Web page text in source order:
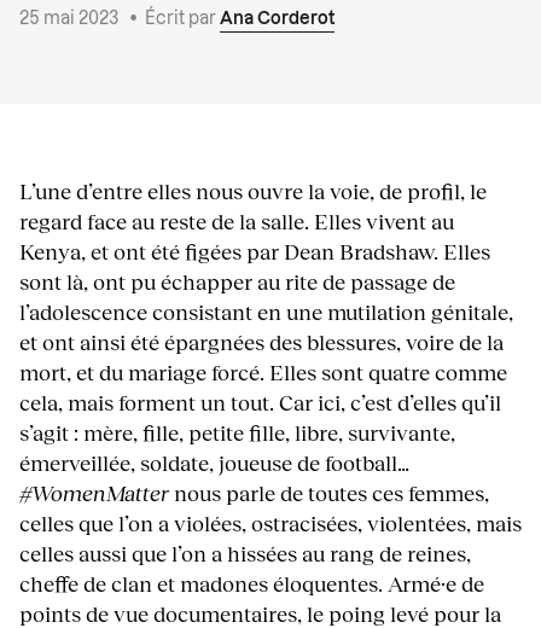
25 mai 2023 • Écrit par Ana Corderot
L’une d’entre elles nous ouvre la voie, de profil, le
regard face au reste de la salle. Elles vivent au
Kenya, et ont été figées par Dean Bradshaw. Elles
sont là, ont pu échapper au rite de passage de
l’adolescence consistant en une mutilation génitale,
et ont ainsi été épargnées des blessures, voire de la
mort, et du mariage forcé. Elles sont quatre comme
cela, mais forment un tout. Car ici, c’est d’elles qu’il
s’agit : mère, fille, petite fille, libre, survivante,
émerveillée, soldate, joueuse de football…
#WomenMatternous parle de toutes ces femmes,
celles que l’on a violées, ostracisées, violentées, mais
celles aussi que l’on a hissées au rang de reines,
cheffe de clan et madones éloquentes. Armé·e de
points de vue documentaires, le poing levé pour la